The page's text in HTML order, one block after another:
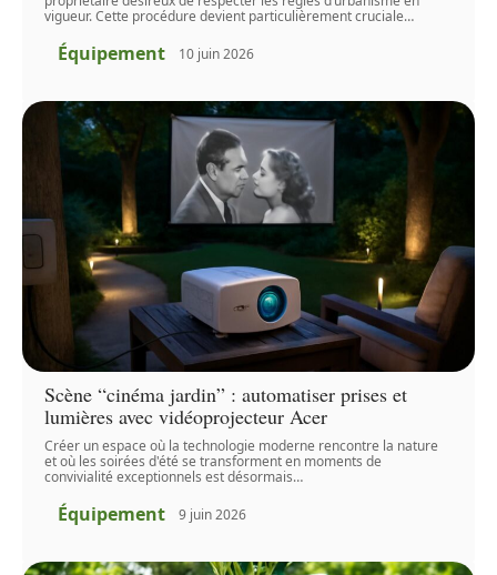
vigueur. Cette procédure devient particulièrement cruciale…
Équipement 10 juin 2026
Scène “cinéma jardin” : automatiser prises et
lumières avec vidéoprojecteur Acer
Créer un espace où la technologie moderne rencontre la nature
et où les soirées d'été se transforment en moments de
convivialité exceptionnels est désormais…
Équipement 9 juin 2026